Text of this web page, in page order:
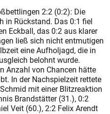
2:2 (0:2): Die
in Rückstand. Das 0:1 fiel
Eckball, das 0:2 aus klarer
ließ sich nicht entmutigen
eine Aufholjagd, die in
belohnt wurde.
Anzahl von Chancen hätte
In der Nachspielzeit rettete
mit einer Blitzreaktion
Brandstätter (31.), 0:2
Veit (60.), 2:2 Felix Arendt